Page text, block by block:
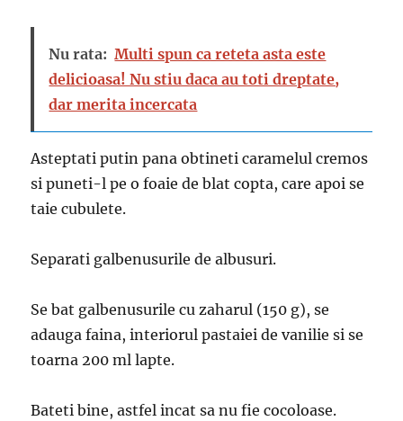
Nu rata: Multi spun ca reteta asta este
delicioasa! Nu stiu daca au toti dreptate,
dar merita incercata
Asteptati putin pana obtineti caramelul cremos
si puneti-l pe o foaie de blat copta, care apoi se
taie cubulete.
Separati galbenusurile de albusuri.
Se bat galbenusurile cu zaharul (150 g), se
adauga faina, interiorul pastaiei de vanilie si se
toarna 200 ml lapte.
Bateti bine, astfel incat sa nu fie cocoloase.